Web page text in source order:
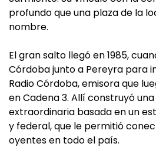
profundo que una plaza de la
nombre.
El gran salto llegó en 1985,
Córdoba junto a Pereyra para
Radio Córdoba, emisora que
en Cadena 3. Allí construyó
extraordinaria basada en un
y federal, que le permitió
oyentes en todo el país.